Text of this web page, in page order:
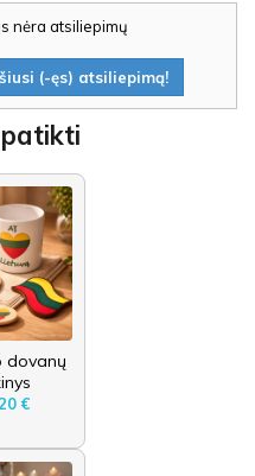
nėra atsiliepimų
(-ęs) atsiliepimą!
dovanų
€